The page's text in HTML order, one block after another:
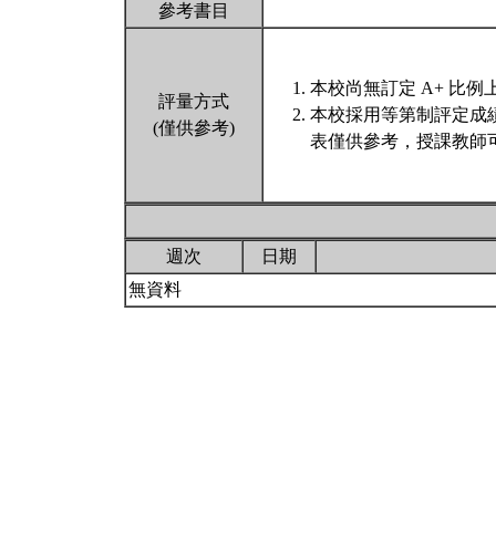
參考書目
評量方式
(僅供參考)
本校尚無訂定 A+ 比例
本校採用等第制評定成
表僅供參考，授課教師
週次
日期
無資料